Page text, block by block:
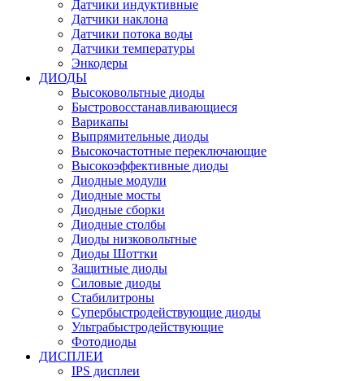
Датчики индуктивные
Датчики наклона
Датчики потока воды
Датчики температуры
Энкодеры
ДИОДЫ
Высоковольтные диоды
Быстровосстанавливающиеся
Варикапы
Выпрямительные диоды
Высокочастотные переключающие
Высокоэффективные диоды
Диодные модули
Диодные мосты
Диодные сборки
Диодные столбы
Диоды низковольтные
Диоды Шоттки
Защитные диоды
Силовые диоды
Стабилитроны
Супербыстродействующие диоды
Ультрабыстродействующие
Фотодиоды
ДИСПЛЕИ
IPS дисплеи